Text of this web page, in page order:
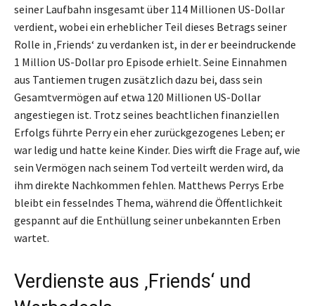
seiner Laufbahn insgesamt über 114 Millionen US-Dollar
verdient, wobei ein erheblicher Teil dieses Betrags seiner
Rolle in ‚Friends‘ zu verdanken ist, in der er beeindruckende
1 Million US-Dollar pro Episode erhielt. Seine Einnahmen
aus Tantiemen trugen zusätzlich dazu bei, dass sein
Gesamtvermögen auf etwa 120 Millionen US-Dollar
angestiegen ist. Trotz seines beachtlichen finanziellen
Erfolgs führte Perry ein eher zurückgezogenes Leben; er
war ledig und hatte keine Kinder. Dies wirft die Frage auf, wie
sein Vermögen nach seinem Tod verteilt werden wird, da
ihm direkte Nachkommen fehlen. Matthews Perrys Erbe
bleibt ein fesselndes Thema, während die Öffentlichkeit
gespannt auf die Enthüllung seiner unbekannten Erben
wartet.
Verdienste aus ‚Friends‘ und